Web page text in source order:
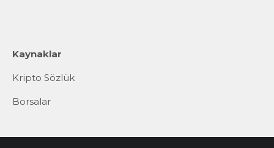
Kaynaklar
Kripto Sözlük
Borsalar